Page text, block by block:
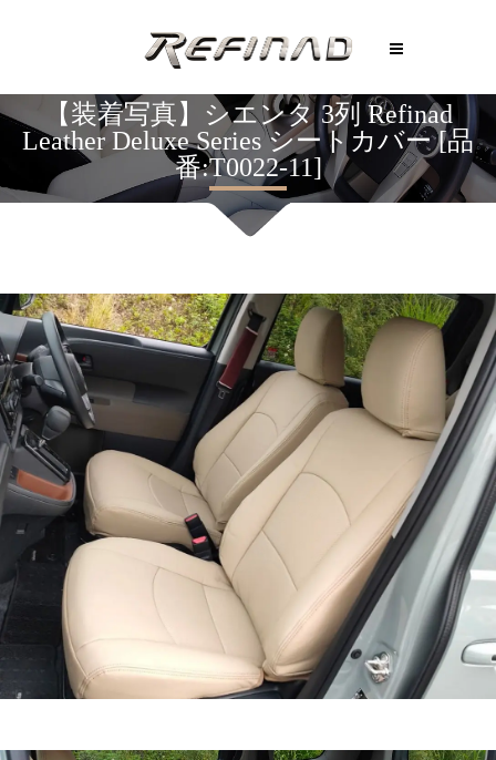
【装着写真】シエンタ 3列 Refinad
Leather Deluxe Series シートカバー [品
番:T0022-11]